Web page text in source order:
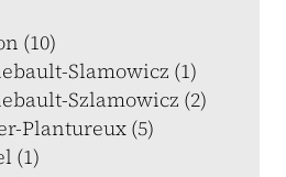
(10)
Slamowicz (1)
Szlamowicz (2)
Plantureux (5)
(1)